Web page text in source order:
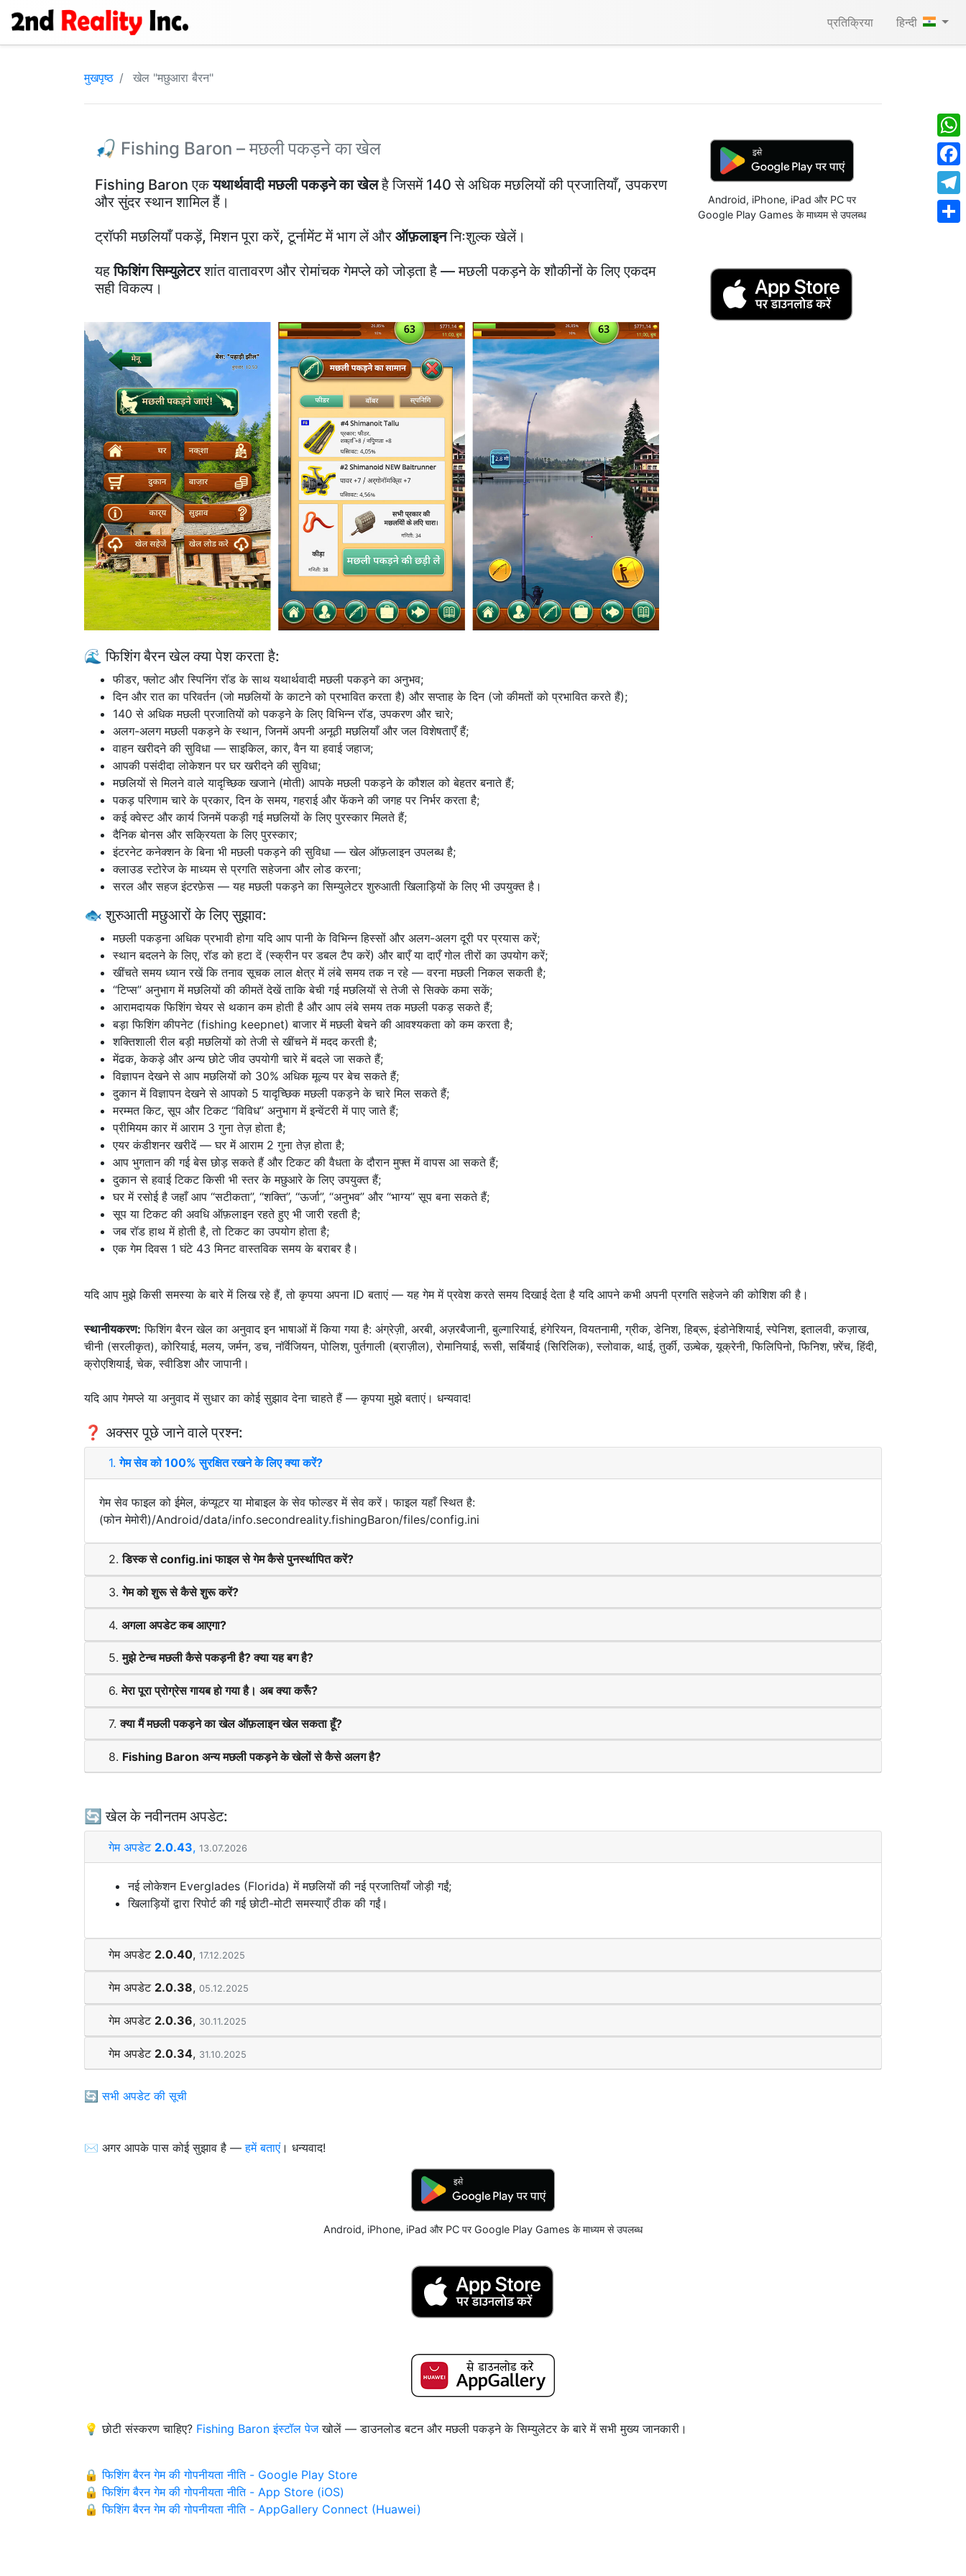
प्रतिक्रिया हिन्दी
मुखपृष्ठ खेल "मछुआरा बैरन"
🎣 Fishing Baron – मछली पकड़ने का खेल
Fishing Baron एकयथार्थवादी मछली पकड़ने का खेलहै जिसमें 140 से अधिक मछलियों की प्रजातियाँ, उपकरण
और सुंदर स्थान शामिल हैं।
ट्रॉफी मछलियाँ पकड़ें, मिशन पूरा करें, टूर्नामेंट में भाग लें और ऑफ़लाइननिःशुल्क खेलें।
यहफिशिंग सिम्युलेटरशांत वातावरण और रोमांचक गेमप्ले को जोड़ता है — मछली पकड़ने के शौकीनों के लिए एकदम
सही विकल्प।
Android, iPhone, iPad और PC पर
Google Play Games के माध्यम से उपलब्ध
🌊 फिशिंग बैरन खेल क्या पेश करता है:
फीडर, फ्लोट और स्पिनिंग रॉड के साथ यथार्थवादी मछली पकड़ने का अनुभव;
दिन और रात का परिवर्तन (जो मछलियों के काटने को प्रभावित करता है) और सप्ताह के दिन (जो कीमतों को प्रभावित करते हैं);
140 से अधिक मछली प्रजातियों को पकड़ने के लिए विभिन्न रॉड, उपकरण और चारे;
अलग-अलग मछली पकड़ने के स्थान, जिनमें अपनी अनूठी मछलियाँ और जल विशेषताएँ हैं;
वाहन खरीदने की सुविधा — साइकिल, कार, वैन या हवाई जहाज;
आपकी पसंदीदा लोकेशन पर घर खरीदने की सुविधा;
मछलियों से मिलने वाले यादृच्छिक खजाने (मोती) आपके मछली पकड़ने के कौशल को बेहतर बनाते हैं;
पकड़ परिणाम चारे के प्रकार, दिन के समय, गहराई और फेंकने की जगह पर निर्भर करता है;
कई क्वेस्ट और कार्य जिनमें पकड़ी गई मछलियों के लिए पुरस्कार मिलते हैं;
दैनिक बोनस और सक्रियता के लिए पुरस्कार;
इंटरनेट कनेक्शन के बिना भी मछली पकड़ने की सुविधा — खेल ऑफ़लाइन उपलब्ध है;
क्लाउड स्टोरेज के माध्यम से प्रगति सहेजना और लोड करना;
सरल और सहज इंटरफ़ेस — यह मछली पकड़ने का सिम्युलेटर शुरुआती खिलाड़ियों के लिए भी उपयुक्त है।
🐟 शुरुआती मछुआरों के लिए सुझाव:
मछली पकड़ना अधिक प्रभावी होगा यदि आप पानी के विभिन्न हिस्सों और अलग-अलग दूरी पर प्रयास करें;
स्थान बदलने के लिए, रॉड को हटा दें (स्क्रीन पर डबल टैप करें) और बाएँ या दाएँ गोल तीरों का उपयोग करें;
खींचते समय ध्यान रखें कि तनाव सूचक लाल क्षेत्र में लंबे समय तक न रहे — वरना मछली निकल सकती है;
“टिप्स” अनुभाग में मछलियों की कीमतें देखें ताकि बेची गई मछलियों से तेजी से सिक्के कमा सकें;
आरामदायक फिशिंग चेयर से थकान कम होती है और आप लंबे समय तक मछली पकड़ सकते हैं;
बड़ा फिशिंग कीपनेट (fishing keepnet) बाजार में मछली बेचने की आवश्यकता को कम करता है;
शक्तिशाली रील बड़ी मछलियों को तेजी से खींचने में मदद करती है;
मेंढक, केकड़े और अन्य छोटे जीव उपयोगी चारे में बदले जा सकते हैं;
विज्ञापन देखने से आप मछलियों को 30% अधिक मूल्य पर बेच सकते हैं;
दुकान में विज्ञापन देखने से आपको 5 यादृच्छिक मछली पकड़ने के चारे मिल सकते हैं;
मरम्मत किट, सूप और टिकट “विविध” अनुभाग में इन्वेंटरी में पाए जाते हैं;
प्रीमियम कार में आराम 3 गुना तेज़ होता है;
एयर कंडीशनर खरीदें — घर में आराम 2 गुना तेज़ होता है;
आप भुगतान की गई बेस छोड़ सकते हैं और टिकट की वैधता के दौरान मुफ्त में वापस आ सकते हैं;
दुकान से हवाई टिकट किसी भी स्तर के मछुआरे के लिए उपयुक्त हैं;
घर में रसोई है जहाँ आप “सटीकता”, “शक्ति”, “ऊर्जा”, “अनुभव” और “भाग्य” सूप बना सकते हैं;
सूप या टिकट की अवधि ऑफ़लाइन रहते हुए भी जारी रहती है;
जब रॉड हाथ में होती है, तो टिकट का उपयोग होता है;
एक गेम दिवस 1 घंटे 43 मिनट वास्तविक समय के बराबर है।
यदि आप मुझे किसी समस्या के बारे में लिख रहे हैं, तो कृपया अपना ID बताएं — यह गेम में प्रवेश करते समय दिखाई देता है यदि आपने कभी अपनी प्रगति सहेजने की कोशिश की है।
स्थानीयकरण: फिशिंग बैरन खेल का अनुवाद इन भाषाओं में किया गया है: अंग्रेज़ी, अरबी, अज़रबैजानी, बुल्गारियाई, हंगेरियन, वियतनामी, ग्रीक, डेनिश, हिब्रू, इंडोनेशियाई, स्पेनिश, इतालवी, कज़ाख,
चीनी (सरलीकृत), कोरियाई, मलय, जर्मन, डच, नॉर्वेजियन, पोलिश, पुर्तगाली (ब्राज़ील), रोमानियाई, रूसी, सर्बियाई (सिरिलिक), स्लोवाक, थाई, तुर्की, उज़्बेक, यूक्रेनी, फिलिपिनो, फिनिश, फ़्रेंच, हिंदी,
क्रोएशियाई, चेक, स्वीडिश और जापानी।
यदि आप गेमप्ले या अनुवाद में सुधार का कोई सुझाव देना चाहते हैं — कृपया मुझे बताएं। धन्यवाद!
❓ अक्सर पूछे जाने वाले प्रश्न:
1.गेम सेव को 100% सुरक्षित रखने के लिए क्या करें?
गेम सेव फाइल को ईमेल, कंप्यूटर या मोबाइल के सेव फोल्डर में सेव करें। फाइल यहाँ स्थित है:
(फोन मेमोरी)/Android/data/info.secondreality.fishingBaron/files/config.ini
2.डिस्क से config.ini फाइल से गेम कैसे पुनर्स्थापित करें?
3.गेम को शुरू से कैसे शुरू करें?
4. अगला अपडेट कब आएगा?
5.मुझे टेन्च मछली कैसे पकड़नी है? क्या यह बग है?
6.मेरा पूरा प्रोग्रेस गायब हो गया है। अब क्या करूँ?
7.क्या मैं मछली पकड़ने का खेल ऑफ़लाइन खेल सकता हूँ?
8. Fishing Baron अन्य मछली पकड़ने के खेलों से कैसे अलग है?
🔄 खेल के नवीनतम अपडेट:
गेम अपडेट 2.0.43, 13.07.2026
नई लोकेशन Everglades (Florida) में मछलियों की नई प्रजातियाँ जोड़ी गईं;
खिलाड़ियों द्वारा रिपोर्ट की गई छोटी-मोटी समस्याएँ ठीक की गईं।
गेम अपडेट 2.0.40, 17.12.2025
गेम अपडेट 2.0.38, 05.12.2025
गेम अपडेट 2.0.36, 30.11.2025
गेम अपडेट 2.0.34, 31.10.2025
🔄सभी अपडेट की सूची
✉️ अगर आपके पास कोई सुझाव है —हमें बताएं। धन्यवाद!
Android, iPhone, iPad और PC पर Google Play Games के माध्यम से उपलब्ध
💡 छोटी संस्करण चाहिए? Fishing Baron इंस्टॉल पेजखोलें — डाउनलोड बटन और मछली पकड़ने के सिम्युलेटर के बारे में सभी मुख्य जानकारी।
🔒 फिशिंग बैरन गेम की गोपनीयता नीति - Google Play Store
🔒 फिशिंग बैरन गेम की गोपनीयता नीति - App Store (iOS)
🔒 फिशिंग बैरन गेम की गोपनीयता नीति - AppGallery Connect (Huawei)